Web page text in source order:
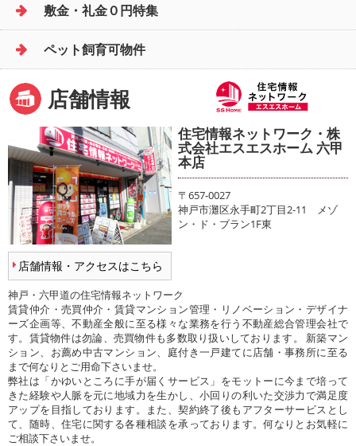
敷金・礼金０円特集
ペット飼育可物件
店舗情報
店舗情報・アクセスはこちら
住宅情報ネットワーク・株
式会社エスエスホーム 六甲
本店
〒657-0027
神戸市灘区永手町2丁目2-11 メゾ
ン・ド・ブラン1F東
神戸・六甲道の住宅情報ネットワーク
賃貸仲介・売買仲介・賃貸マンション管理・リノベーション・デザイナ
ーズ企画等、不動産全般に至る様々な業務を行う不動産総合管理会社で
す。賃貸物件は勿論、売買物件も多数取り扱いしております。 新築マン
ション、お薦め中古マンション、庭付き一戸建てに店舗・事務所に至る
まで何なりとご用命下さいませ。
弊社は「かゆいところに手が届くサービス」をモットーに今まで培って
きた経験や人脈を元に地域力を生かし、小回りの利いた交渉力で満足度
アップを目指しております。また、契約終了後もアフターサービスとし
て、随時、住宅に関する各種相談を承っております。何なりとお気軽に
ご相談下さいませ。